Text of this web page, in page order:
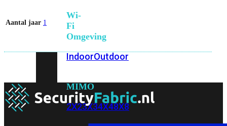
Wi-
Fi
Omgeving
IndoorOutdoor
MIMO
2X23X34X48X8
Aantal jaar 1